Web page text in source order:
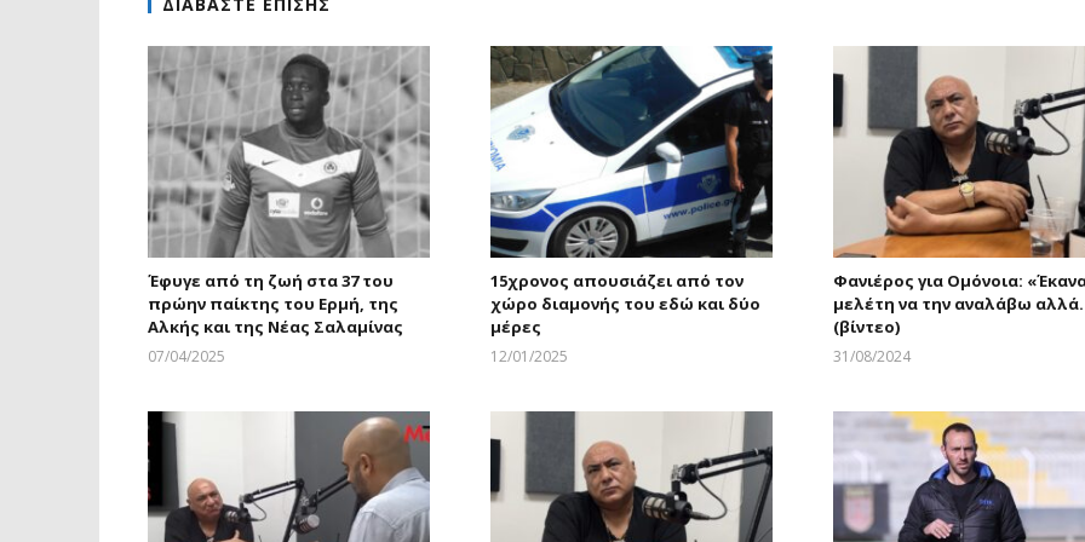
ΔΙΑΒΑΣΤΕ ΕΠΙΣΗΣ
Έφυγε από τη ζωή στα 37 του
πρώην παίκτης του Ερμή, της
Αλκής και της Νέας Σαλαμίνας
07/04/2025
15χρονος απουσιάζει από τον
χώρο διαμονής του εδώ και δύο
μέρες
12/01/2025
Φανιέρος για Ομόνοια:
μελέτη να την αναλάβω
(βίντεο)
31/08/2024